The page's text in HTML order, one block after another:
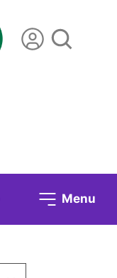
Menu